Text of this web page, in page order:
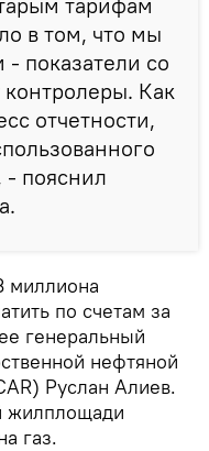
в том, что мы
показатели со
контролеры. Как
отчетности,
- пояснил
миллиона
по счетам за
генеральный
нефтяной
Руслан Алиев.
жилплощади
газ.